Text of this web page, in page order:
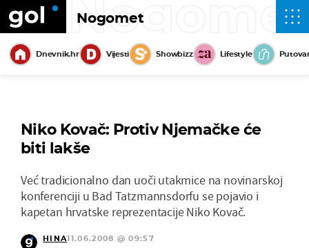
Nogomet
Dnevnik.hr Vijesti Showbizz Lifestyle
Niko Kovač: Protiv Njemačke će
biti lakše
Već tradicionalno dan uoči utakmice na novinarskoj
konferenciji u Bad Tatzmannsdorfu se pojavio i
kapetan hrvatske reprezentacije Niko Kovač.
HINA11.06.2008 @ 09:57